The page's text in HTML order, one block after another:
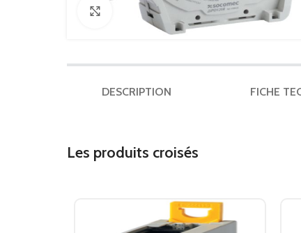
Click to enlarge
DESCRIPTION FICHE
Les produits croisés